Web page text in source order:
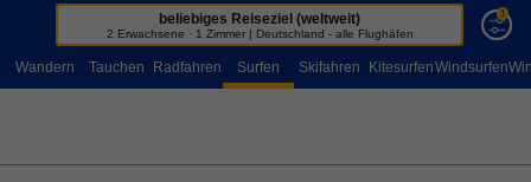
Sportreisen
beliebiges Reiseziel (weltweit)
2 Erwachsene · 1 Zimmer | Deutschland - alle Flughäfen
1
Wandern Tauchen Radfahren Surfen Skifahren KitesurfenWindsurfen